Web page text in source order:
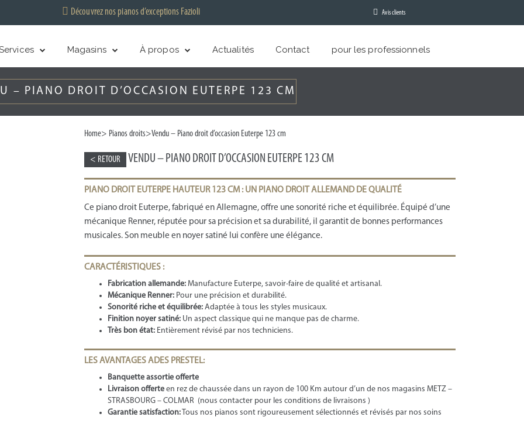
Découvrez nos pianos d’exceptions Fazioli Avis clients
Magasins À propos Actualités Contact pour les professionnels
– PIANO DROIT D’OCCASION EUTERPE 123 CM
Home> Pianos droits>Vendu – Piano droit d’occasion Euterpe 123 cm
< RETOUR VENDU – PIANO DROIT D’OCCASION EUTERPE 123 CM
PIANO DROIT EUTERPE HAUTEUR 123 CM : UN PIANO DROIT ALLEMAND DE QUALITÉ
Ce piano droit Euterpe, fabriqué en Allemagne, offre une sonorité riche et équilibrée. Équipé d’une
mécanique Renner, réputée pour sa précision et sa durabilité, il garantit de bonnes performances
musicales. Son meuble en noyer satiné lui confère une élégance.
CARACTÉRISTIQUES :
Fabrication allemande: Manufacture Euterpe, savoir-faire de qualité et artisanal.
Mécanique Renner: Pour une précision et durabilité.
Sonorité riche et équilibrée: Adaptée à tous les styles musicaux.
Finition noyer satiné: Un aspect classique qui ne manque pas de charme.
Très bon état: Entièrement révisé par nos techniciens.
LES AVANTAGES ADES PRESTEL:
Banquette assortie offerte
Livraison offerte en rez de chaussée dans un rayon de 100 Km autour d’un de nos magasins METZ –
STRASBOURG – COLMAR (nous contacter pour les conditions de livraisons )
Garantie satisfaction: Tous nos pianos sont rigoureusement sélectionnés et révisés par nos soins